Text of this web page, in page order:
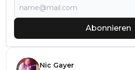
Abonnieren
Nic Gayer